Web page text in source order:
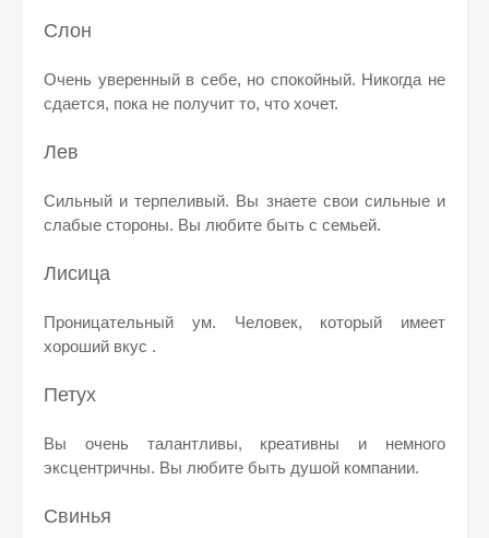
Слон
Очень уверенный в себе, но спокойный. Никогда не
сдается, пока не получит то, что хочет.
Лев
Сильный и терпеливый. Вы знаете свои сильные и
слабые стороны. Вы любите быть с семьей.
Лисица
Проницательный ум. Человек, который имеет
хороший вкус .
Петух
Вы очень талантливы, креативны и немного
эксцентричны. Вы любите быть душой компании.
Свинья